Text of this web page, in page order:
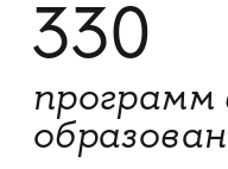
330
программ